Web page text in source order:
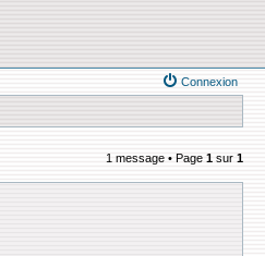
Connexion
1 message • Page 1 sur 1